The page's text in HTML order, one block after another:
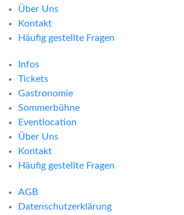
Über Uns
Kontakt
Häufig gestellte Fragen
Infos
Tickets
Gastronomie
Sommerbühne
Eventlocation
Über Uns
Kontakt
Häufig gestellte Fragen
AGB
Datenschutzerklärung